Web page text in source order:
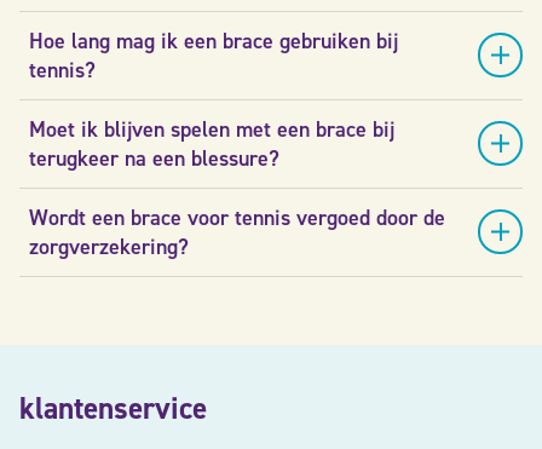
Hoe lang mag ik een brace gebruiken bij
tennis?
Moet ik blijven spelen met een brace bij
terugkeer na een blessure?
Wordt een brace voor tennis vergoed door de
zorgverzekering?
klantenservice